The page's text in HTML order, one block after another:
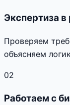
Экспертиза в
Проверяем
объясняем
02
Работаем с